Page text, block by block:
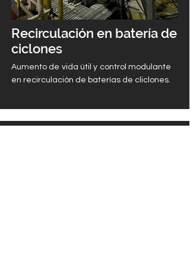
Recirculación en batería de
ciclones
Aumento de vida útil y control modulante
en recirculación de baterías de cliclones.